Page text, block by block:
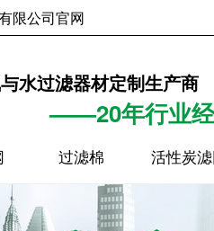
2026年8月7日
限公司官网
过滤棉 活性炭
水过滤器材定制生产商
——20年行业